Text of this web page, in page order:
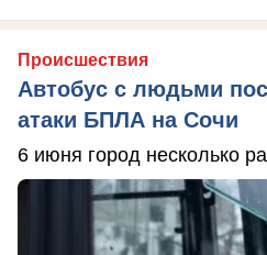
Происшествия
Автобус с людьми
атаки БПЛА на Сочи
6 июня город несколько